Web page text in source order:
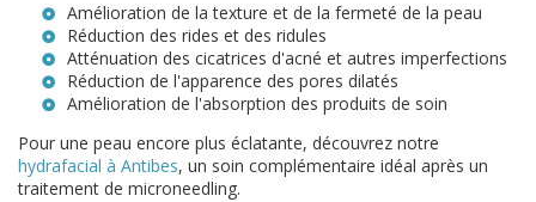
Amélioration de la texture et de la fermeté de la peau
Réduction des rides et des ridules
Atténuation des cicatrices d'acné et autres imperfections
Réduction de l'apparence des pores dilatés
Amélioration de l'absorption des produits de soin
Pour une peau encore plus éclatante, découvrez notre
hydrafacial à Antibes, un soin complémentaire idéal après un
traitement de microneedling.